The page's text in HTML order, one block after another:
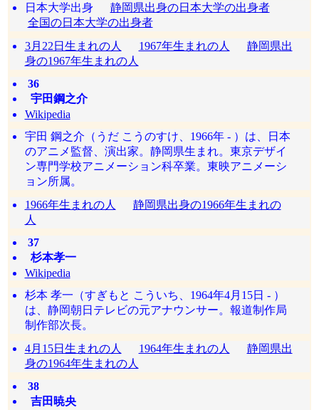
日本大学出身 静岡県出身の日本大学の出身者
全国の日本大学の出身者
3月22日生まれの人
1967年生まれの人
静岡県出
身の1967年生まれの人
36
宇田鋼之介
Wikipedia
宇田 鋼之介（うだ こうのすけ、1966年 - ）は、日本
のアニメ監督、演出家。静岡県生まれ。東京デザイ
ン専門学校アニメーション科卒業。東映アニメーシ
ョン所属。
1966年生まれの人
静岡県出身の1966年生まれの
人
37
杉本孝一
Wikipedia
杉本 孝一（すぎもと こういち、1964年4月15日 - ）
は、静岡朝日テレビの元アナウンサー。報道制作局
制作部次長。
4月15日生まれの人
1964年生まれの人
静岡県出
身の1964年生まれの人
38
吉田暁央